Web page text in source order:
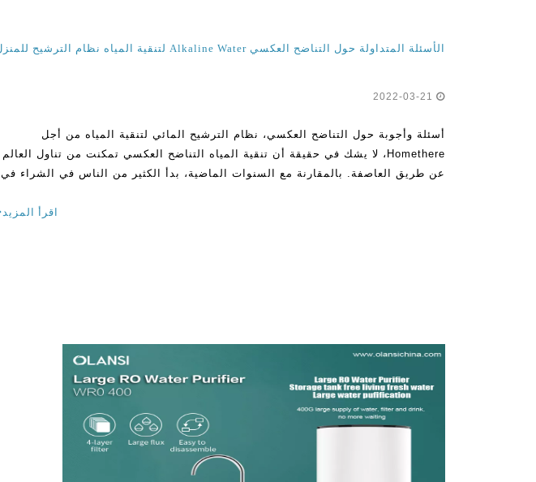
الأسئلة المتداولة حول التناضح العكسي Alkaline Water لتنقية المياه نظام الترشيح للمنزل
أسئلة وأجوبة حول التناضح العكسي، نظام الترشيح المائي لتنقية المياه من أجل
Homethere، لا يشك في حقيقة أن تنقية المياه التناضح العكسي تمكنت من تناول العالم
عن طريق العاصفة. بالمقارنة مع السنوات الماضية، بدأ الكثير من الناس في الشراء في
اقرأ المزيد